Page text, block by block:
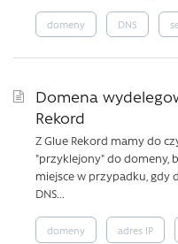
domeny DNS
Domena
Rekord
Z Glue Rekord mamy do
"przyklejony" do domeny,
miejsce w przypadku, gdy
DNS...
domeny adres IP